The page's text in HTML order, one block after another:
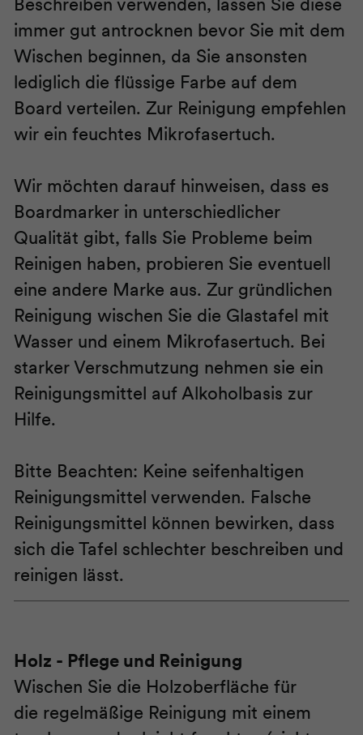
immer gut antrocknen bevor Sie mit dem
Wischen beginnen, da Sie ansonsten
lediglich die flüssige Farbe auf dem
Board verteilen. Zur Reinigung empfehlen
wir ein feuchtes Mikrofasertuch.
Wir möchten darauf hinweisen, dass es
Boardmarker in unterschiedlicher
Qualität gibt, falls Sie Probleme beim
Reinigen haben, probieren Sie eventuell
eine andere Marke aus. Zur gründlichen
Reinigung wischen Sie die Glastafel mit
Wasser und einem Mikrofasertuch. Bei
starker Verschmutzung nehmen sie ein
Reinigungsmittel auf Alkoholbasis zur
Hilfe.
Bitte Beachten: Keine seifenhaltigen
Reinigungsmittel verwenden. Falsche
Reinigungsmittel können bewirken, dass
sich die Tafel schlechter beschreiben und
reinigen lässt.
Holz - Pflege und Reinigung
Wischen Sie die Holzoberfläche für
die regelmäßige Reinigung mit einem